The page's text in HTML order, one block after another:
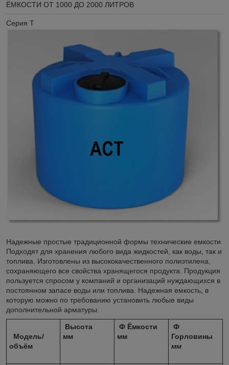
ЁМКОСТИ ОТ 1000 ДО 2000 ЛИТРОВ
Серия Т
Надежные простые традиционной формы технические емкости.
Подходят для хранения любого вида жидкостей, как воды, так и
топлива. Изготовлены из высококачественного полиэтилена,
сохраняющего все свойства хранящегося продукта. Продукция
пользуется спросом у компаний и организаций нуждающихся в
постоянном запасе воды или топлива. Надежная емкость, в
которую можно по требованию установить любые виды
дополнительной арматуры.
Модель/
объём
Высота
мм
Ф Ёмкости
мм
Ф
Горловины
мм